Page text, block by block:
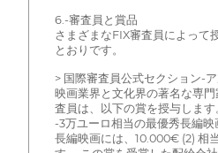
6.-審査員と賞品
さまざまなFIX審査員によって
とおりです。
> 国際審査員公式セクション-
映画業界と文化界の著名な専
査員は、以下の賞を授与します
-3万ユーロ相当の最優秀長編映
長編映画には、10.000€ (2) 相